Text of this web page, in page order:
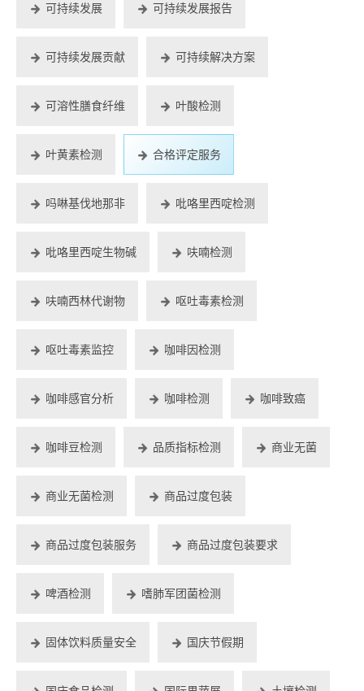
可持续发展 可持续发展报告
可持续发展贡献 可持续解决方案
可溶性膳食纤维 叶酸检测
叶黄素检测 合格评定服务
吗啉基伐地那非 吡咯里西啶检测
吡咯里西啶生物碱 呋喃检测
呋喃西林代谢物 呕吐毒素检测
呕吐毒素监控 咖啡因检测
咖啡感官分析 咖啡检测 咖啡致癌
咖啡豆检测 品质指标检测 商业无菌
商业无菌检测 商品过度包装
商品过度包装服务 商品过度包装要求
啤酒检测 嗜肺军团菌检测
固体饮料质量安全 国庆节假期